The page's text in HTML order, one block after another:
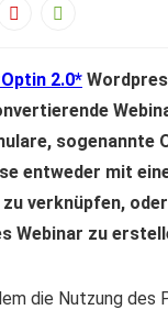
2.0
sogenannte
entweder mit
verknüpfen,
Webinar zu
die Nutzung des